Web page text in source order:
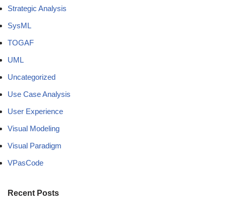
Strategic Analysis
SysML
TOGAF
UML
Uncategorized
Use Case Analysis
User Experience
Visual Modeling
Visual Paradigm
VPasCode
Recent Posts